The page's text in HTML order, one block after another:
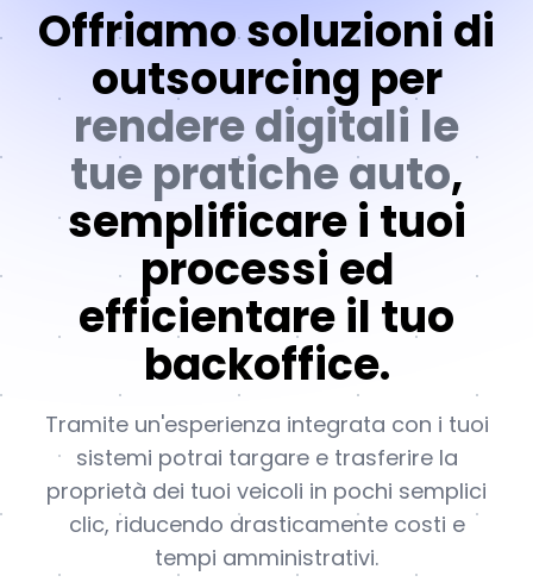
Offriamo soluzioni di
outsourcing per
rendere digitali le
tue pratiche auto,
semplificare i tuoi
processi ed
efficientare il tuo
backoffice.
Tramite un'esperienza integrata con i tuoi
sistemi potrai targare e trasferire la
proprietà dei tuoi veicoli in pochi semplici
clic, riducendo drasticamente costi e
tempi amministrativi.